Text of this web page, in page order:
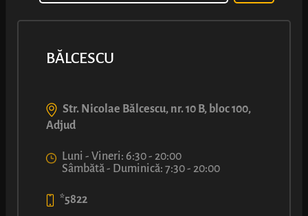
BĂLCESCU
Str. Nicolae Bălcescu, nr. 10 B, bloc 100,
Adjud
Luni - Vineri: 6:30 - 20:00
Sâmbătă - Duminică: 7:30 - 20:00
*5822